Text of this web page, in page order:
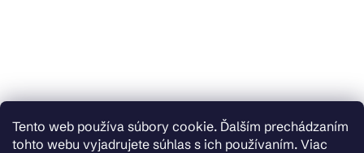
Tento web používa súbory cookie. Ďalším prechádzaním
tohto webu vyjadrujete súhlas s ich používaním. Viac